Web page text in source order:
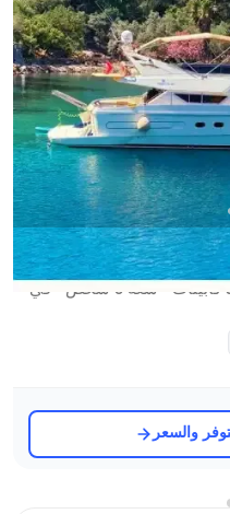
قارب جديد
يخت بمحرك فاخر بطول 20 متر - 3 كابينات - سعة 6 شخص - في
والسعر